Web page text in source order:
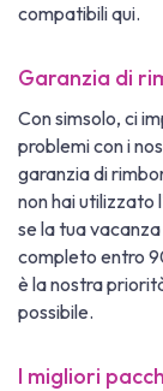
compatibili qui.
Garanzia di
Con simsolo, ci
problemi con i
garanzia di
non hai utilizzato
se la tua
completo entro
è la nostra
possibile.
I migliori